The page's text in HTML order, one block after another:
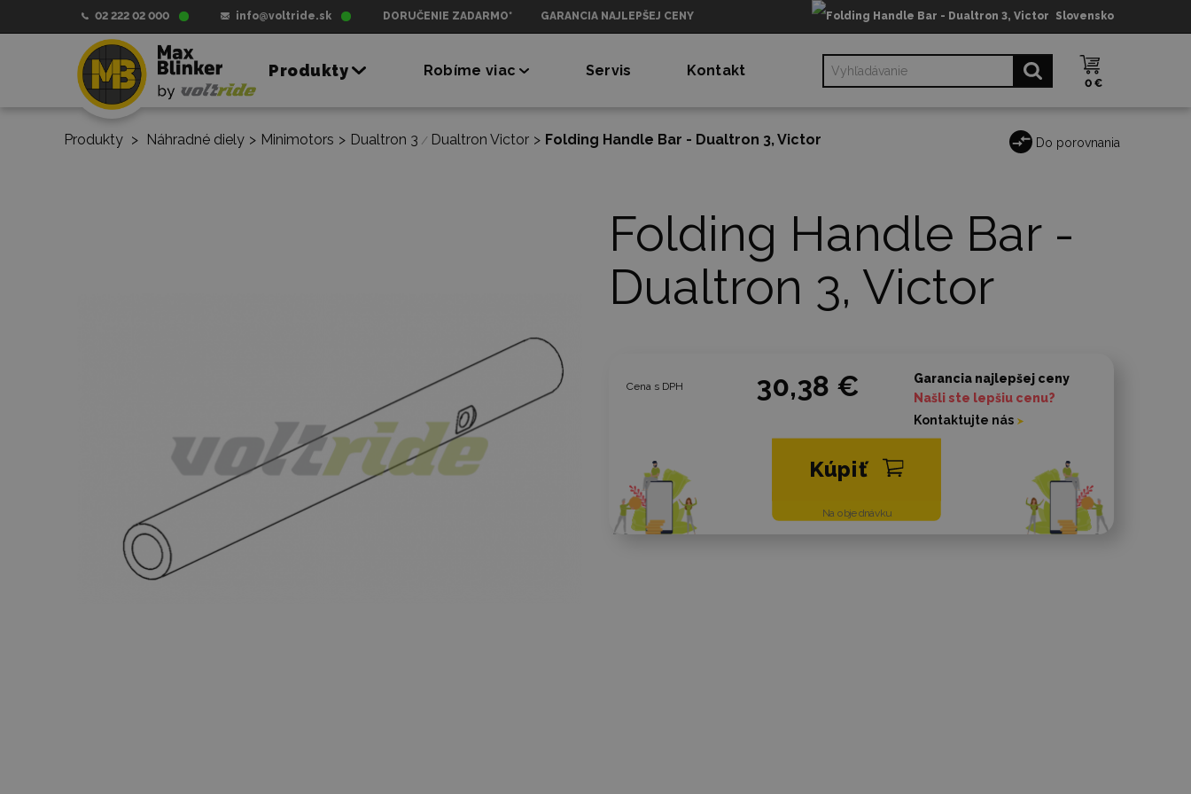
02 222 02 000 info@voltride.sk DORUČENIE ZADARMO* GARANCIA NAJLEPŠEJ CENY Slovensko
Produkty Robíme viac Servis Kontakt
0 €
Produkty > Náhradné diely > Minimotors > Dualtron 3 / Dualtron Victor > Folding Handle Bar - Dualtron 3, Victor Do porovnania
Folding Handle Bar -
Dualtron 3, Victor
Cena s DPH 30,38 €
Na objednávku
Kúpiť
Garancia najlepšej ceny
Našli ste lepšiu cenu?
Kontaktujte nás